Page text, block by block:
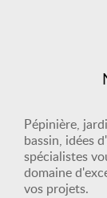
Pépinière,
bassin, idées
spécialistes
domaine
vos projets.